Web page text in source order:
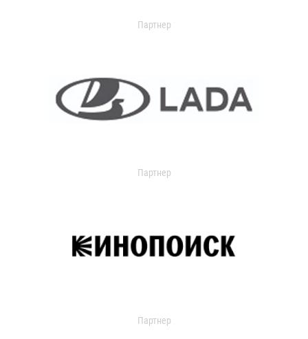
Партнер
Партнер
Партнер